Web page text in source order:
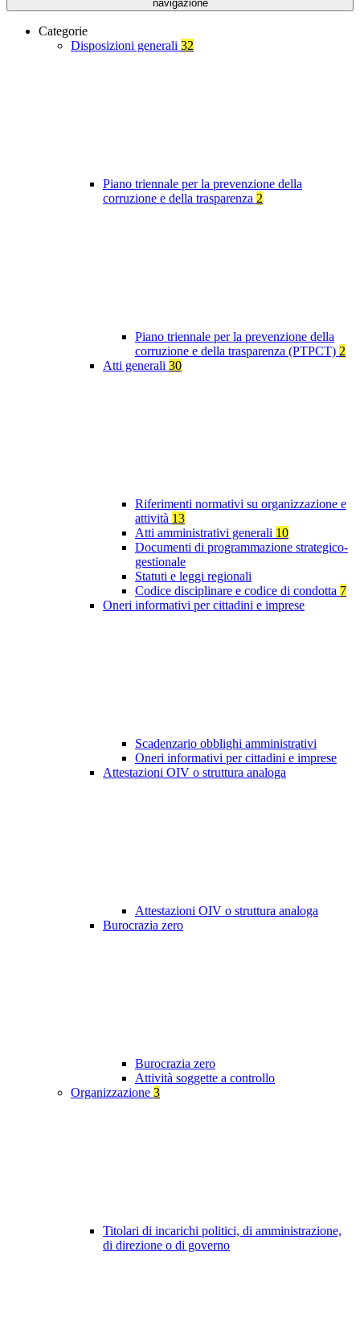
navigazione
Categorie
Disposizioni generali 32
Piano triennale per la prevenzione della
corruzione e della trasparenza 2
Piano triennale per la prevenzione della
corruzione e della trasparenza (PTPCT) 2
Atti generali 30
Riferimenti normativi su organizzazione e
attività 13
Atti amministrativi generali 10
Documenti di programmazione strategico-
gestionale
Statuti e leggi regionali
Codice disciplinare e codice di condotta 7
Oneri informativi per cittadini e imprese
Scadenzario obblighi amministrativi
Oneri informativi per cittadini e imprese
Attestazioni OIV o struttura analoga
Attestazioni OIV o struttura analoga
Burocrazia zero
Burocrazia zero
Attività soggette a controllo
Organizzazione 3
Titolari di incarichi politici, di amministrazione,
di direzione o di governo